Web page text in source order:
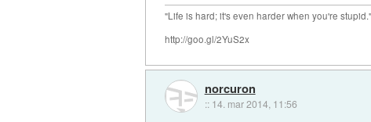
"Life is hard; it's even harder when you're stupid."
http://goo.gl/2YuS2x
norcuron
:: 14. mar 2014, 11:56